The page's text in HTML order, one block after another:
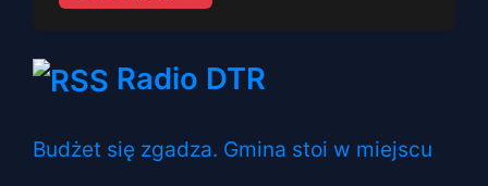
Radio DTR
Budżet się zgadza. Gmina stoi w miejscu